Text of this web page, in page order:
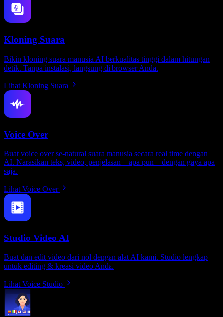
Kloning Suara
Bikin kloning suara manusia AI berkualitas tinggi dalam hitungan
detik. Tanpa instalasi, langsung di browser Anda.
Lihat Kloning Suara
Voice Over
Buat voice over se-natural suara manusia secara real time dengan
AI. Narasikan teks, video, penjelasan—apa pun—dengan gaya apa
saja.
Lihat Voice Over
Studio Video AI
Buat dan edit video dari nol dengan alat AI kami. Studio lengkap
untuk editing & kreasi video Anda.
Lihat Voice Studio